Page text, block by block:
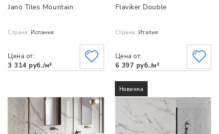
Jano Tiles Mountain
Страна: Испания
Цена от:
3 314 руб./м²
Flaviker Double
Страна: Италия
Цена от:
6 397 руб./м²
Новинка